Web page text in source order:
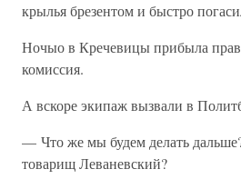
крылья брезентом и быстро
Ночыо в Кречевицы прибыла
комиссия.
А вскоре экипаж вызвали в
— Что же мы будем делать
товарищ Леваневский?